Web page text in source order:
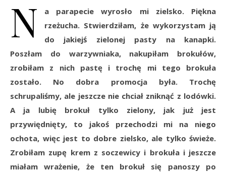
N
a parapecie wyrosło mi zielsko. Piękna
rzeżucha. Stwierdziłam, że wykorzystam ją
do jakiejś zielonej pasty na kanapki.
Poszłam do warzywniaka, nakupiłam brokułów,
zrobiłam z nich pastę i trochę mi tego brokuła
zostało. No dobra promocja była. Trochę
schrupaliśmy, ale jeszcze nie chciał zniknąć z lodówki.
A ja lubię brokuł tylko zielony, jak już jest
przywiędnięty, to jakoś przechodzi mi na niego
ochota, więc jest to dobre zielsko, ale tylko świeże.
Zrobiłam zupę krem z soczewicy i brokuła i jeszcze
miałam wrażenie, że ten brokuł się panoszy po